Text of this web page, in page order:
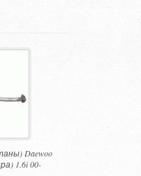
Daewoo
1.6i 00-